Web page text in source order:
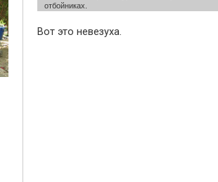
отбойниках.
Вот это невезуха.